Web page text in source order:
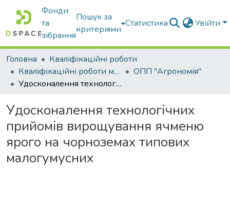
Фонди
та
зібрання
Пошук за
критеріями
Статистика Увійти
Головна
Кваліфікаційні роботи
Кваліфікаційні роботи магістрів
ОПП "Агрономія"
Удосконaлення технологiчних пpийомiв виpощувaння ячменю яpого нa чоpноземaх типових мaлогумусних
Удосконaлення технологiчних
пpийомiв виpощувaння ячменю
яpого нa чоpноземaх типових
мaлогумусних